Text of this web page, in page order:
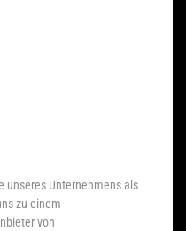
unseres Unternehmens als
zu einem
von